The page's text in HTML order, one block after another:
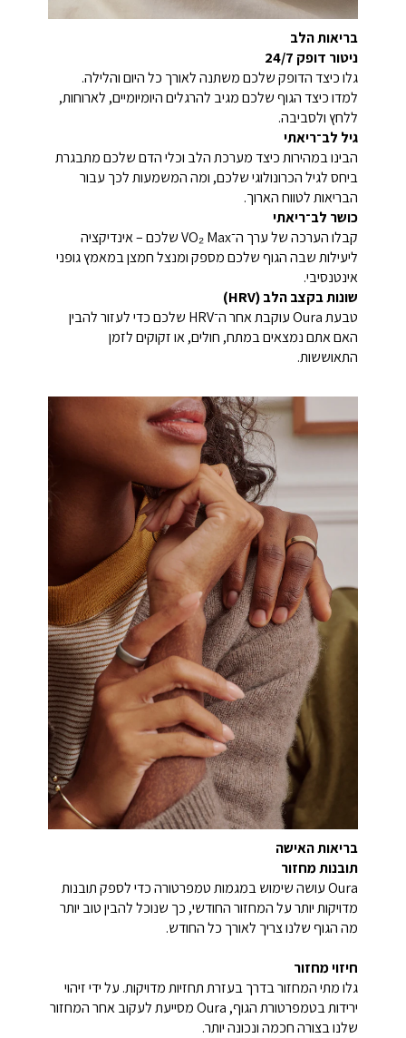
בריאות הלב
ניטור דופק 24/7
גלו כיצד הדופק שלכם משתנה לאורך כל היום והלילה.
למדו כיצד הגוף שלכם מגיב להרגלים היומיומיים, לארוחות,
ללחץ ולסביבה.
גיל לב־ריאתי
הבינו במהירות כיצד מערכת הלב וכלי הדם שלכם מתבגרת
ביחס לגיל הכרונולוגי שלכם, ומה המשמעות לכך עבור
הבריאות לטווח הארוך.
כושר לב־ריאתי
קבלו הערכה של ערך ה־VO₂ Max שלכם – אינדיקציה
ליעילות שבה הגוף שלכם מספק ומנצל חמצן במאמץ גופני
אינטנסיבי.
שונות בקצב הלב (HRV)
טבעת Oura עוקבת אחר ה־HRV שלכם כדי לעזור להבין
האם אתם נמצאים במתח, חולים, או זקוקים לזמן
התאוששות.
בריאות האישה
תובנות מחזור
Oura עושה שימוש במגמות טמפרטורה כדי לספק תובנות
מדויקות יותר על המחזור החודשי, כך שנוכל להבין טוב יותר
מה הגוף שלנו צריך לאורך כל החודש.
חיזוי מחזור
גלו מתי המחזור בדרך בעזרת תחזיות מדויקות. על ידי זיהוי
ירידות בטמפרטורת הגוף, Oura מסייעת לעקוב אחר המחזור
שלנו בצורה חכמה ונכונה יותר.